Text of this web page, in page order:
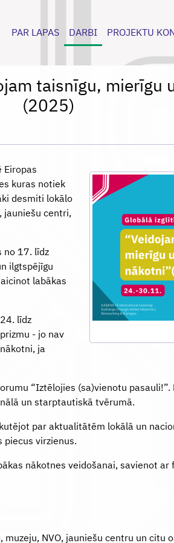
PAR LAPAS DARBI PROJEKTU
taisnīgu, mierīgu
(2025)
Eiropas
kuras notiek
desmiti lokālo
jauniešu centri,
no 17. līdz
ilgtspējīgu
labākas
līdz
- jo nav
ja
“Iztēlojies (sa)vienotu
un starptautiskā tvērumā.
par aktualitātēm lokālā un
piecus virzienus.
nākotnes veidošanai, savienot ar
NVO, jauniešu centru un citu